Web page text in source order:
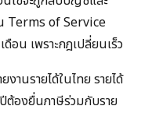
Terms of Service
อน เพราะกฎเปลี่ยนเร็ว
งานรายได้ในไทย รายได้
ต้องยื่นภาษีร่วมกับราย